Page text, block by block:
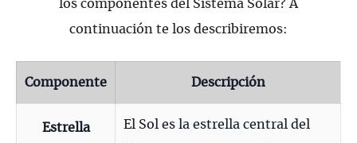
los componentes del Sistema Solar? A
continuación te los describiremos:
Componente Descripción
Estrella
El Sol es la estrella central del